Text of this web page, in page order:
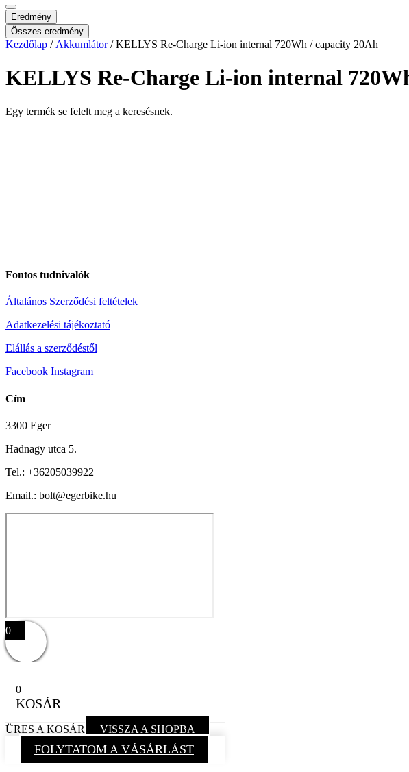
Eredmény
Összes eredmény
Kezdőlap / Akkumlátor/ KELLYS Re-Charge Li-ion internal 720Wh / capacity 20Ah
KELLYS Re-Charge Li-ion internal
Egy termék se felelt meg a keresésnek.
Fontos tudnivalók
Általános Szerződési feltételek
Adatkezelési tájékoztató
Elállás a szerződéstől
Facebook Instagram
Cím
3300 Eger
Hadnagy utca 5.
Tel.: +36205039922
Email.: bolt@egerbike.hu
0
0
KOSÁR
ÜRES A KOSÁR VISSZA A SHOPBA
FOLYTATOM A VÁSÁRLÁST